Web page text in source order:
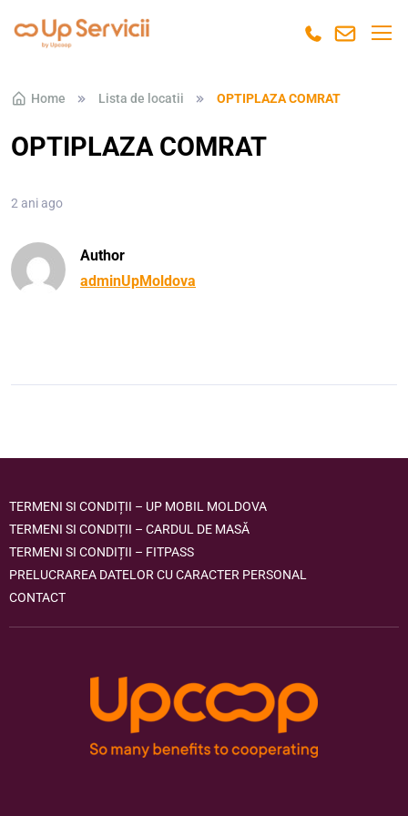
Skip to navigation
Skip to content
Home Lista de locatii OPTIPLAZA COMRAT
OPTIPLAZA COMRAT
2 ani ago
Author
adminUpMoldova
TERMENI SI CONDIȚII – UP MOBIL MOLDOVA
TERMENI SI CONDIȚII – CARDUL DE MASĂ
TERMENI SI CONDIȚII – FITPASS
PRELUCRAREA DATELOR CU CARACTER PERSONAL
CONTACT